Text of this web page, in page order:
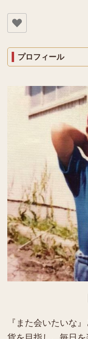
プロフィール
『また会いたいな